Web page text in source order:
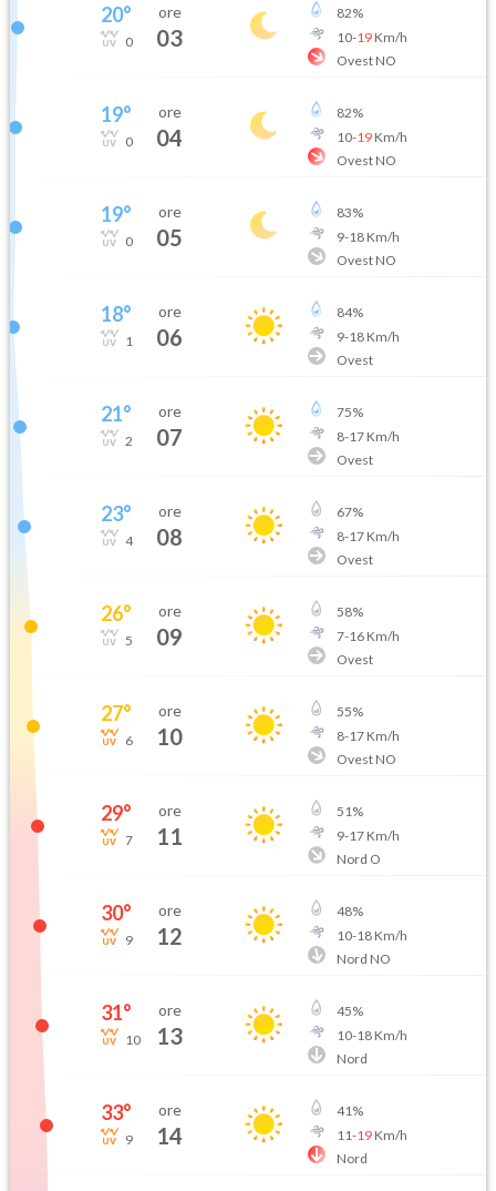
20°
0
ore
03
82%
10-19Km/h
Ovest NO
19°
0
ore
04
82%
10-19Km/h
Ovest NO
19°
0
ore
05
83%
9-18Km/h
Ovest NO
18°
1
ore
06
84%
9-18Km/h
Ovest
21°
2
ore
07
75%
8-17Km/h
Ovest
23°
4
ore
08
67%
8-17Km/h
Ovest
26°
5
ore
09
58%
7-16Km/h
Ovest
27°
6
ore
10
55%
8-17Km/h
Ovest NO
29°
7
ore
11
51%
9-17Km/h
Nord O
30°
9
ore
12
48%
10-18Km/h
Nord NO
31°
10
ore
13
45%
10-18Km/h
Nord
33°
9
ore
14
41%
11-19Km/h
Nord